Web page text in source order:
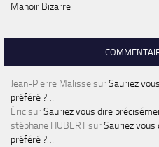
Manoir Bizarre
Jean-Pierre MalissesurSauriez
préféré ?…
ÉricsurSauriez vous dire
stéphane HUBERTsurSauriez
préféré ?…